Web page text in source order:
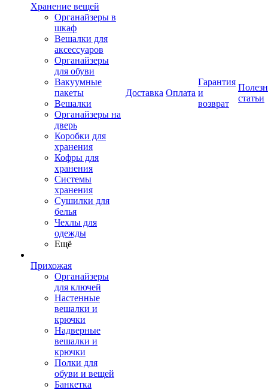
Хранение вещей
Органайзеры в
шкаф
Вешалки для
аксессуаров
Органайзеры
для обуви
Вакуумные
пакеты
Вешалки
Органайзеры на
дверь
Коробки для
хранения
Кофры для
хранения
Системы
хранения
Сушилки для
белья
Чехлы для
одежды
Ещё
Прихожая
Органайзеры
для ключей
Настенные
вешалки и
крючки
Надверные
вешалки и
крючки
Полки для
обуви и вещей
Банкетка
Доставка Оплата
Гарантия
и
возврат
статьи